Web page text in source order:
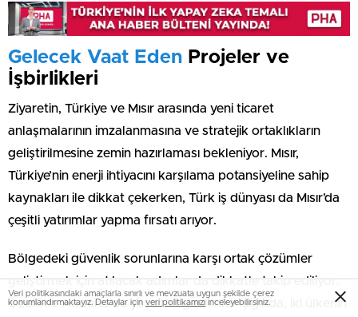
Gelecek Vaat Eden Projeler ve
İşbirlikleri
Ziyaretin, Türkiye ve Mısır arasında yeni ticaret
anlaşmalarının imzalanmasına ve stratejik ortaklıkların
geliştirilmesine zemin hazırlaması bekleniyor. Mısır,
Türkiye’nin enerji ihtiyacını karşılama potansiyeline sahip
kaynakları ile dikkat çekerken, Türk iş dünyası da Mısır’da
çeşitli yatırımlar yapma fırsatı arıyor.
Bölgedeki güvenlik sorunlarına karşı ortak çözümler
geliştirmek için atılacak adımlar da dikkatle takip ediliyor.
Özellikle Akdeniz’de yaşanan gerilimler ışığında, iki ülkenin
Veri politikasındaki amaçlarla sınırlı ve mevzuata uygun şekilde çerez
konumlandırmaktayız. Detaylar için veri politikamızı inceleyebilirsiniz.